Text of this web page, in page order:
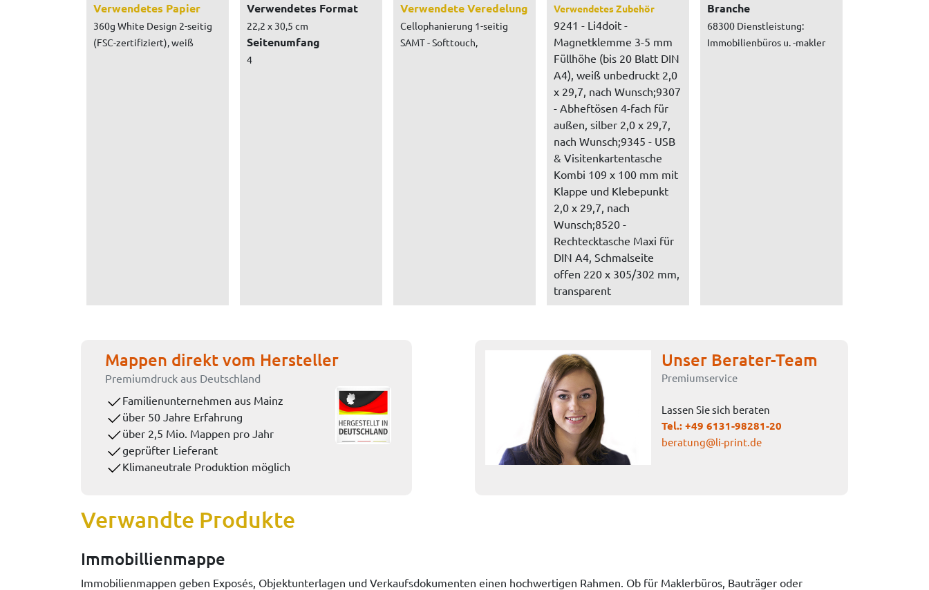
Verwendetes Papier
360g White Design 2-seitig
(FSC-zertifiziert), weiß
Verwendetes Format
22,2 x 30,5 cm
Seitenumfang
4
Verwendete Veredelung
Cellophanierung 1-seitig
SAMT - Softtouch,
Verwendetes Zubehör
9241 - Li4doit -
Magnetklemme 3-5 mm
Füllhöhe (bis 20 Blatt DIN
A4), weiß unbedruckt 2,0
x 29,7, nach Wunsch;9307
- Abheftösen 4-fach für
außen, silber 2,0 x 29,7,
nach Wunsch;9345 - USB
& Visitenkartentasche
Kombi 109 x 100 mm mit
Klappe und Klebepunkt
2,0 x 29,7, nach
Wunsch;8520 -
Rechtecktasche Maxi für
DIN A4, Schmalseite
offen 220 x 305/302 mm,
transparent
Branche
68300 Dienstleistung:
Immobilienbüros u. -makler
Mappen direkt vom Hersteller
Premiumdruck aus Deutschland
Familienunternehmen aus Mainz
über 50 Jahre Erfahrung
über 2,5 Mio. Mappen pro Jahr
geprüfter Lieferant
Klimaneutrale Produktion möglich
Unser Berater-Team
Premiumservice
Lassen Sie sich beraten
Tel.: +49 6131-98281-20
beratung@li-print.de
Verwandte Produkte
Immobillienmappe
Immobilienmappen geben Exposés, Objektunterlagen und Verkaufsdokumenten einen hochwertigen Rahmen. Ob für Maklerbüros, Bauträger oder